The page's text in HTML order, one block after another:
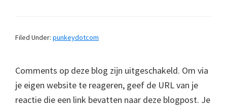
Filed Under: punkeydotcom
Comments op deze blog zijn uitgeschakeld. Om via
je eigen website te reageren, geef de URL van je
reactie die een link bevatten naar deze blogpost. Je